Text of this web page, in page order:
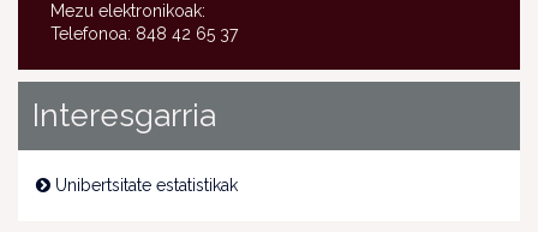
Mezu elektronikoak:
Telefonoa: 848 42 65 37
Interesgarria
Unibertsitate estatistikak